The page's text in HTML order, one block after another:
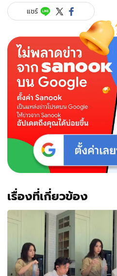
ยิ่ง
เจ็บ!
วอน
สื่อ
อย่า
สาเหตุ
"อนัน
ดา"
แชร์
เรื่องที่เกี่ยวข้อง